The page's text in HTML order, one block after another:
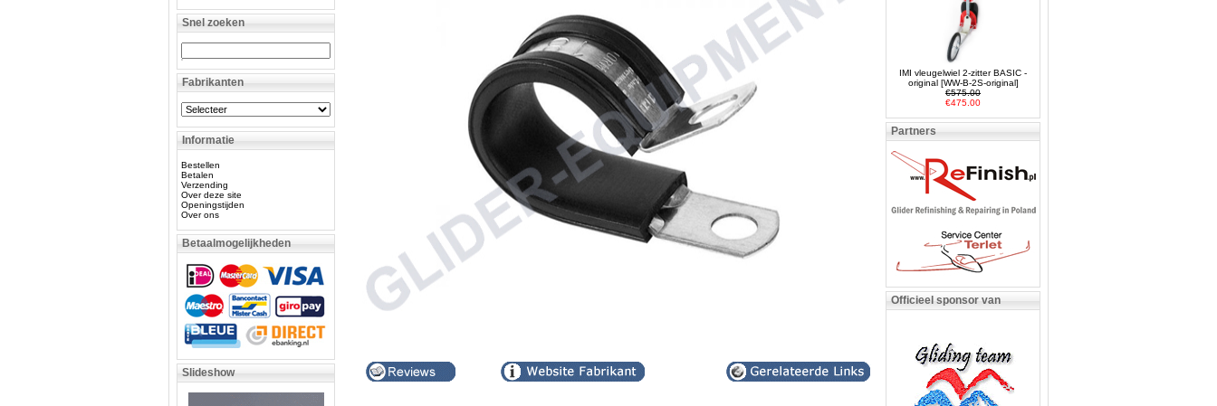
Snel zoeken
Fabrikanten
Informatie
Bestellen
Betalen
Verzending
Over deze site
Openingstijden
Over ons
Betaalmogelijkheden
Slideshow
IMI vleugelwiel 2-zitter BASIC -
original [WW-B-2S-original]
€575.00
€475.00
Partners
Officieel sponsor van